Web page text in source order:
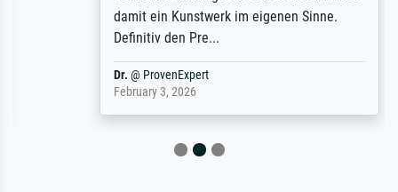
damit ein Kunstwerk im eigenen Sinne.
Definitiv den Pre...
ProvenExpert
February 3, 2026